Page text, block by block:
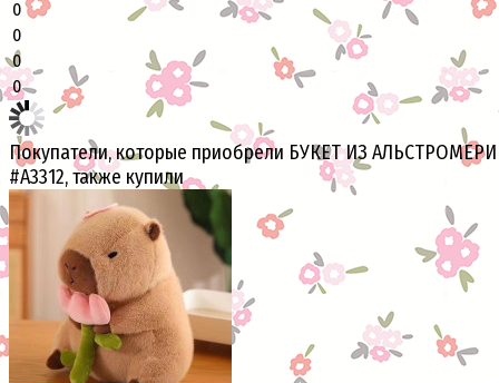
0
0
0
0
Покупатели, которые приобрели БУКЕТ ИЗ
#A3312, также купили